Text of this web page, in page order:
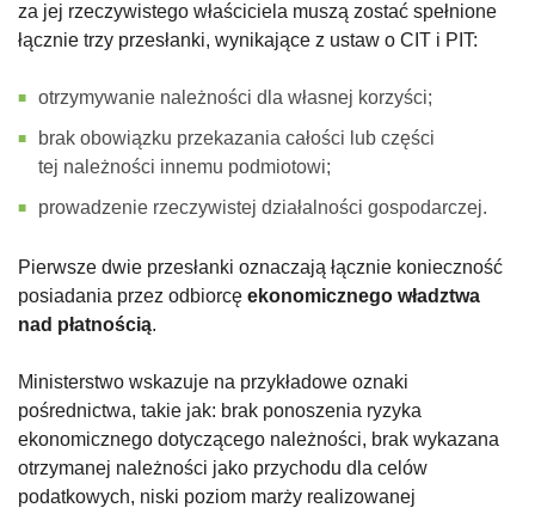
za jej rzeczywistego właściciela muszą zostać spełnione
łącznie trzy przesłanki, wynikające z ustaw o CIT i PIT:
otrzymywanie należności dla własnej korzyści;
brak obowiązku przekazania całości lub części
tej należności innemu podmiotowi;
prowadzenie rzeczywistej działalności gospodarczej.
Pierwsze dwie przesłanki oznaczają łącznie konieczność
posiadania przez odbiorcę ekonomicznego władztwa
nad płatnością.
Ministerstwo wskazuje na przykładowe oznaki
pośrednictwa, takie jak: brak ponoszenia ryzyka
ekonomicznego dotyczącego należności, brak wykazana
otrzymanej należności jako przychodu dla celów
podatkowych, niski poziom marży realizowanej